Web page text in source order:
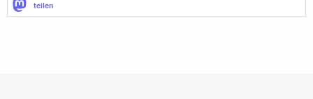
teilen